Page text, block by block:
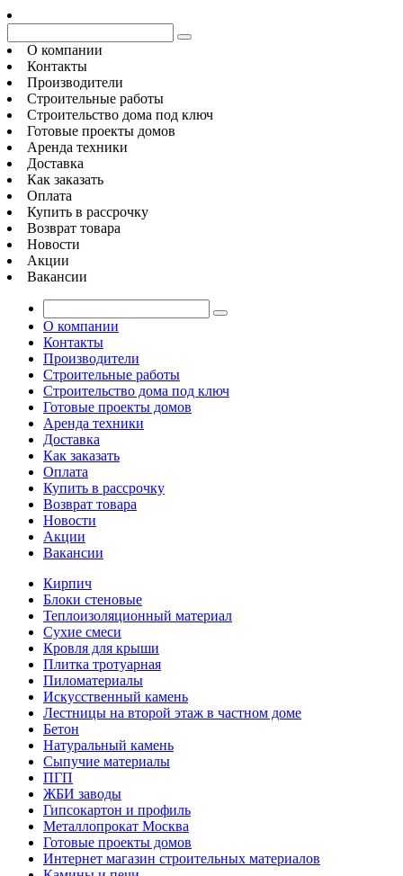
О компании
Контакты
Производители
Строительные работы
Строительство дома под ключ
Готовые проекты домов
Аренда техники
Доставка
Как заказать
Оплата
Купить в рассрочку
Возврат товара
Новости
Акции
Вакансии
О компании
Контакты
Производители
Строительные работы
Строительство дома под ключ
Готовые проекты домов
Аренда техники
Доставка
Как заказать
Оплата
Купить в рассрочку
Возврат товара
Новости
Акции
Вакансии
Кирпич
Блоки стеновые
Теплоизоляционный материал
Сухие смеси
Кровля для крыши
Плитка тротуарная
Пиломатериалы
Искусственный камень
Лестницы на второй этаж в частном доме
Бетон
Натуральный камень
Сыпучие материалы
ПГП
ЖБИ заводы
Гипсокартон и профиль
Металлопрокат Москва
Готовые проекты домов
Интернет магазин строительных материалов